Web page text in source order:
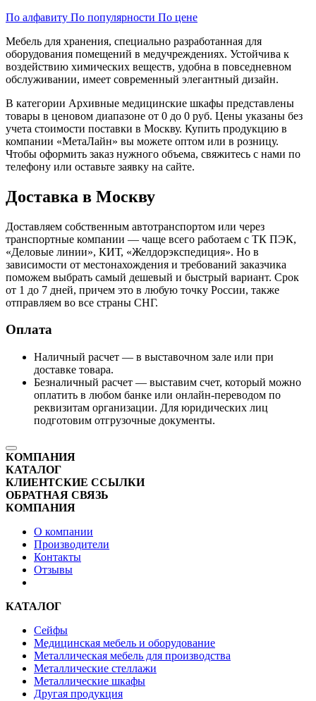
По алфавиту По популярности По цене
Мебель для хранения, специально разработанная для
оборудования помещений в медучреждениях. Устойчива к
воздействию химических веществ, удобна в повседневном
обслуживании, имеет современный элегантный дизайн.
В категории Архивные медицинские шкафы представлены
товары в ценовом диапазоне от 0 до 0 руб. Цены указаны без
учета стоимости поставки в Москву. Купить продукцию в
компании «МетаЛайн» вы можете оптом или в розницу.
Чтобы оформить заказ нужного объема, свяжитесь с нами по
телефону или оставьте заявку на сайте.
Доставка в Москву
Доставляем собственным автотранспортом или через
транспортные компании — чаще всего работаем с ТК ПЭК,
«Деловые линии», КИТ, «Желдорэкспедиция». Но в
зависимости от местонахождения и требований заказчика
поможем выбрать самый дешевый и быстрый вариант. Срок
от 1 до 7 дней, причем это в любую точку России, также
отправляем во все страны СНГ.
Оплата
Наличный расчет — в выставочном зале или при
доставке товара.
Безналичный расчет — выставим счет, который можно
оплатить в любом банке или онлайн-переводом по
реквизитам организации. Для юридических лиц
подготовим отгрузочные документы.
КОМПАНИЯ
КАТАЛОГ
КЛИЕНТСКИЕ ССЫЛКИ
ОБРАТНАЯ СВЯЗЬ
КОМПАНИЯ
О компании
Производители
Контакты
Отзывы
КАТАЛОГ
Сейфы
Медицинская мебель и оборудование
Металлическая мебель для производства
Металлические стеллажи
Металлические шкафы
Другая продукция